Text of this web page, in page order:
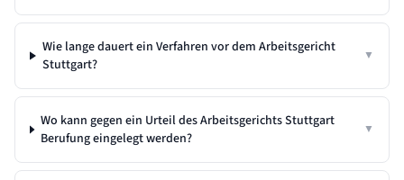
Wie lange dauert ein Verfahren vor dem Arbeitsgericht
Stuttgart?
▼
Wo kann gegen ein Urteil des Arbeitsgerichts Stuttgart
Berufung eingelegt werden?
▼